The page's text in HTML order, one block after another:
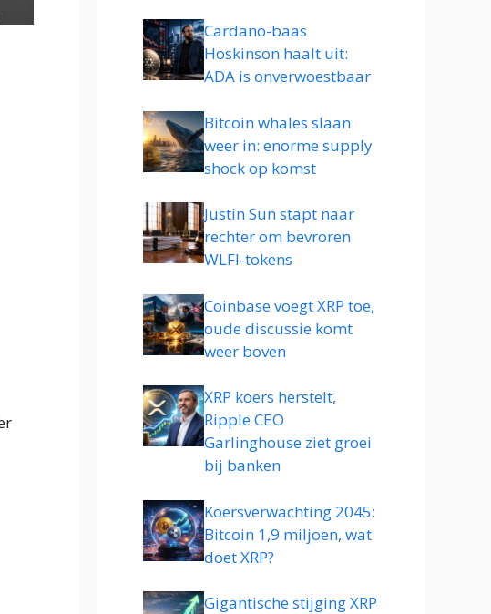
Cardano-baas
Hoskinson haalt uit:
ADA is onverwoestbaar
Bitcoin whales slaan
weer in: enorme supply
shock op komst
Justin Sun stapt naar
rechter om bevroren
WLFI-tokens
Coinbase voegt XRP toe,
oude discussie komt
weer boven
XRP koers herstelt,
Ripple CEO
Garlinghouse ziet groei
bij banken
Koersverwachting 2045:
Bitcoin 1,9 miljoen, wat
doet XRP?
Gigantische stijging XRP